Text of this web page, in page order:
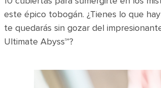
este épico tobogán. ¿Tienes lo que
te quedarás sin gozar del
Ultimate Abyss℠?